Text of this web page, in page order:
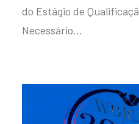
do Estágio de
Necessário…